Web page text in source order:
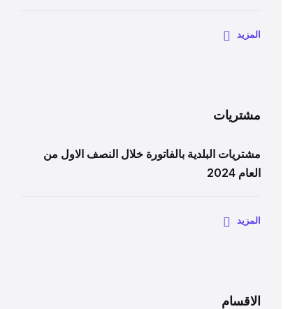
المزيد
مشتريات
مشتريات البلدية بالفاتورة خلال النصف الاول من
العام 2024
المزيد
الاقسام